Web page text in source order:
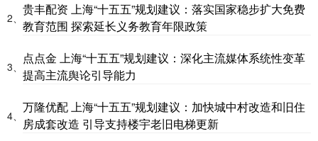
2、
贵丰配资 上海“十五五”规划建议：落实国家稳步扩大免费
教育范围 探索延长义务教育年限政策
3、
点点金 上海“十五五”规划建议：深化主流媒体系统性变革
提高主流舆论引导能力
4、
万隆优配 上海“十五五”规划建议：加快城中村改造和旧住
房成套改造 引导支持楼宇老旧电梯更新